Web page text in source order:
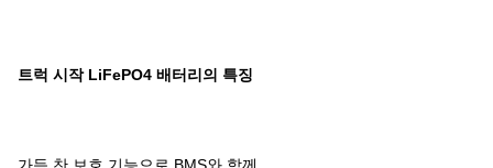
트럭 시작 LiFePO4 배터리의 특징